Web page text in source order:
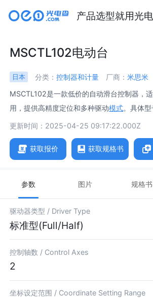
产品选型就用光
MSCTL102电动台
日本 分类： 控制器和计量 厂商：米思米
MSCTL102是一款低价的自动滑台控制器，
用，提供高精度定位和多种驱动模式。具体型
更新时间：2025-04-25 09:17:22.000Z
获取报价 获取规格书
参数 图片 规格书
驱动器类型 / Driver Type
标准型(Full/Half)
控制轴数 / Control Axes
2
坐标设定范围 / Coordinate Setting Range